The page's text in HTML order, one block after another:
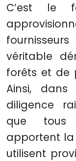
C’est le
véritable
forêts et de
Ainsi,
diligence
que tous
apportent la
utilisent